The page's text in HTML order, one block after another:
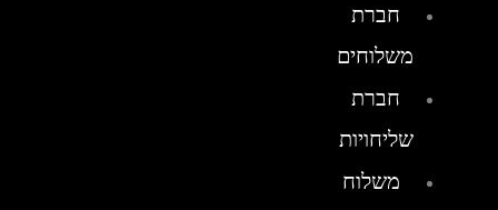
חברת
משלוחים
חברת
שליחויות
משלוח